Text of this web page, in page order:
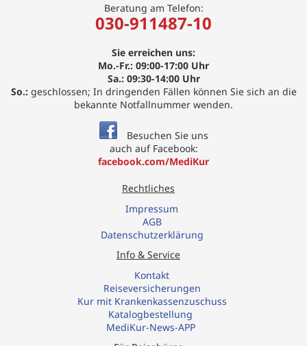
Beratung am Telefon:
030-911487-10
Sie erreichen uns:
Mo.-Fr.: 09:00-17:00 Uhr
Sa.: 09:30-14:00 Uhr
So.:geschlossen; In dringenden Fällen können Sie sich an die
bekannte Notfallnummer wenden.
Besuchen Sie uns
auch auf Facebook:
facebook.com/MediKur
Rechtliches
Impressum
AGB
Datenschutzerklärung
Info & Service
Kontakt
Reiseversicherungen
Kur mit Krankenkassenzuschuss
Katalogbestellung
MediKur-News-APP